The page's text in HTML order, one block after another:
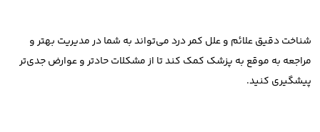
شناخت دقیق علائم و علل کمر درد می‌تواند به شما در مدیریت بهتر و
مراجعه به موقع به پزشک کمک کند تا از مشکلات حادتر و عوارض جدی‌تر
پیشگیری کنید.